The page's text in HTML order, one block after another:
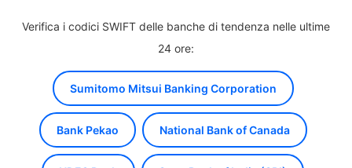
Verifica i codici SWIFT delle banche di tendenza nelle ultime
24 ore:
Sumitomo Mitsui Banking Corporation
Bank Pekao National Bank of Canada